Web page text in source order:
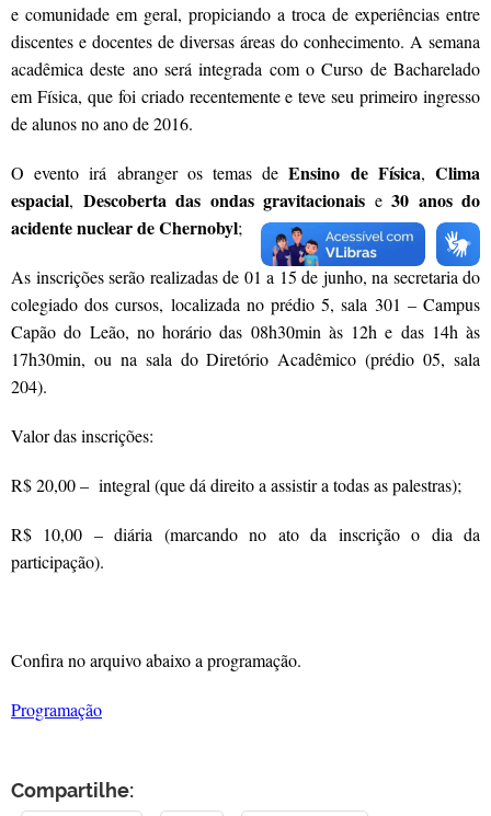
e comunidade em geral, propiciando a troca de experiências entre
discentes e docentes de diversas áreas do conhecimento. A semana
acadêmica deste ano será integrada com o Curso de Bacharelado
em Física, que foi criado recentemente e teve seu primeiro ingresso
de alunos no ano de 2016.
O evento irá abranger os temas deEnsino de Física,Clima
espacial, Descoberta das ondas gravitacionais e 30 anos do
acidente nuclear de Chernobyl;
As inscrições serão realizadas de 01 a 15 de junho, na secretaria do
colegiado dos cursos, localizada no prédio 5, sala 301 – Campus
Capão do Leão, no horário das 08h30min às 12h e das 14h às
17h30min, ou na sala do Diretório Acadêmico (prédio 05, sala
204).
Valor das inscrições:
R$ 20,00 – integral (que dá direito a assistir a todas as palestras);
R$ 10,00 – diária (marcando no ato da inscrição o dia da
participação).
Confira no arquivo abaixo a programação.
Programação
Compartilhe: